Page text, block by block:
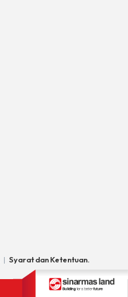
| Syarat dan Ketentuan.